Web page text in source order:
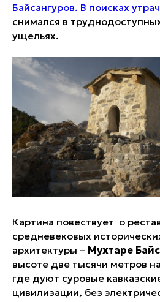
Байсангуров. В поисках
снимался в
ущельях.
Картина повествует о
средневековых
архитектуры – Мухтаре
высоте две тысячи метров
где дуют суровые
цивилизации, без